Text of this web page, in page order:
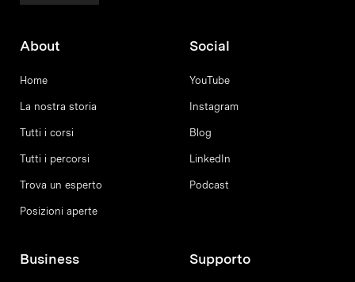
About
Home
La nostra storia
Tutti i corsi
Tutti i percorsi
Trova un esperto
Posizioni aperte
Social
YouTube
Instagram
Blog
LinkedIn
Podcast
Business Supporto